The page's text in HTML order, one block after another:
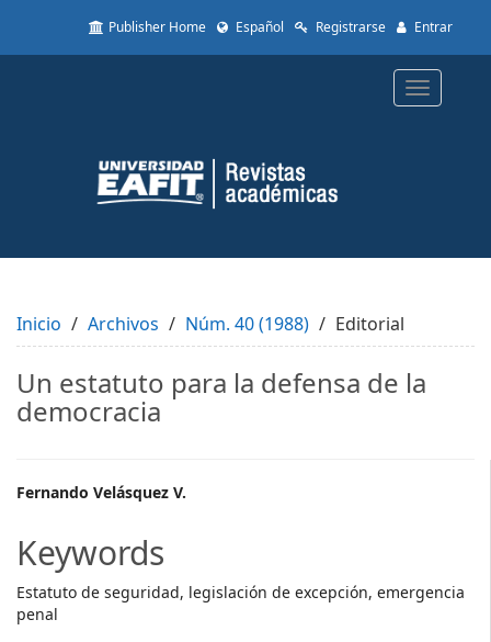
to
Content
Sidebar
Publisher Home Español Registrarse Entrar
Toggle
Inicio Archivos Núm. 40 (1988) Editorial
Un estatuto para la defensa de la
democracia
Main
Article
Content
Fernando Velásquez V.
Keywords
Estatuto de seguridad, legislación de excepción, emergencia
penal